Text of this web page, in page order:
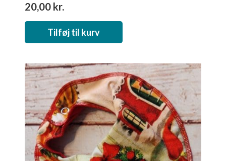
20,00 kr.
Tilføj til kurv